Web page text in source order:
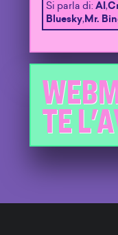
Si parla di: AI ,
Bluesky,Mr.
TE